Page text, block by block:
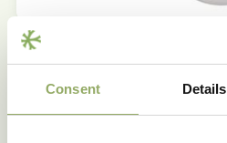
Consent Details
Producteigenschappen